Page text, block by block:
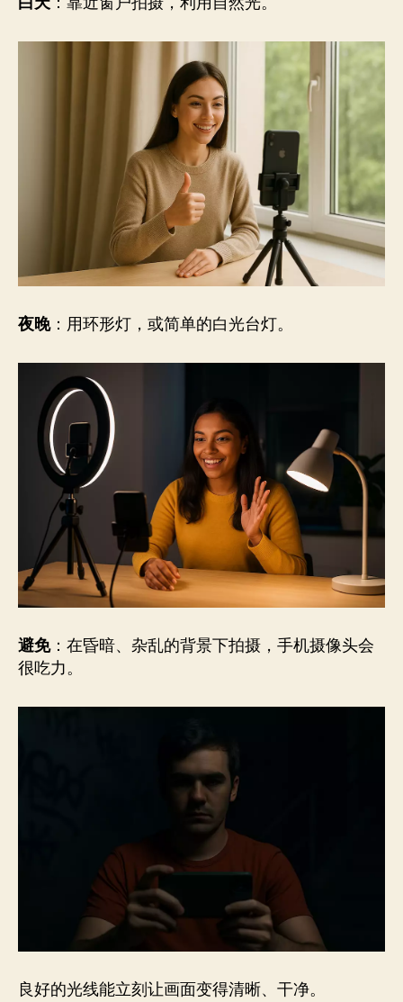
夜晚：用环形灯，或简单的白光台灯。
避免：在昏暗、杂乱的背景下拍摄，手机摄像头会
很吃力。
良好的光线能立刻让画面变得清晰、干净。